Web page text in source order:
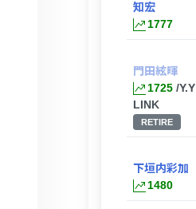
知宏
1777
門田絃暉
1725 /Y.Y
LINK
RETIRE
下垣内彩加
1480